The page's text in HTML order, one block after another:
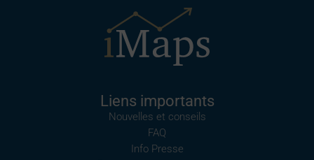
Liens importants
Nouvelles et conseils
FAQ
Info Presse